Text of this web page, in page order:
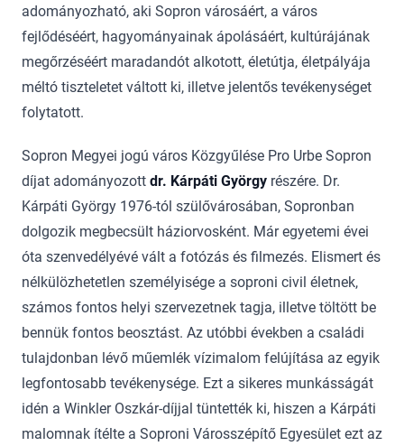
adományozható, aki Sopron városáért, a város
fejlődéséért, hagyományainak ápolásáért, kultúrájának
megőrzéséért maradandót alkotott, életútja, életpályája
méltó tiszteletet váltott ki, illetve jelentős tevékenységet
folytatott.
Sopron Megyei jogú város Közgyűlése Pro Urbe Sopron
díjat adományozott dr. Kárpáti György részére. Dr.
Kárpáti György 1976-tól szülővárosában, Sopronban
dolgozik megbecsült háziorvosként. Már egyetemi évei
óta szenvedélyévé vált a fotózás és filmezés. Elismert és
nélkülözhetetlen személyisége a soproni civil életnek,
számos fontos helyi szervezetnek tagja, illetve töltött be
bennük fontos beosztást. Az utóbbi években a családi
tulajdonban lévő műemlék vízimalom felújítása az egyik
legfontosabb tevékenysége. Ezt a sikeres munkásságát
idén a Winkler Oszkár-díjjal tüntették ki, hiszen a Kárpáti
malomnak ítélte a Soproni Városszépítő Egyesület ezt az